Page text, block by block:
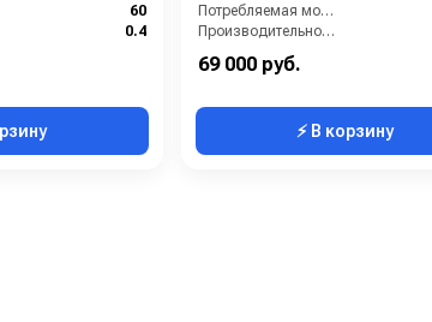
60
0.4
Потребляемая мощность (кВт):
Производительность (л/мин):
69 000 руб.
⚡ В корзину